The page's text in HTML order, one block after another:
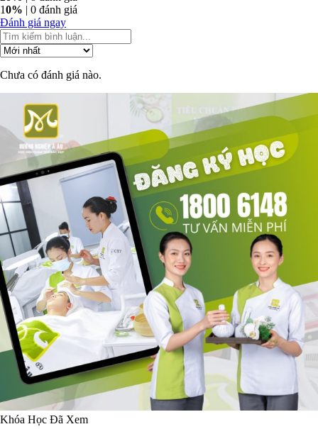
10% | 0 đánh giá
Đánh giá ngay
Chưa có đánh giá nào.
Khóa Học Đã Xem